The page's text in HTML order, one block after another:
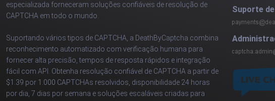
especializada forneceram soluções confiáveis de resolução de
CAPTCHA em todo o mundo.
Suportando vários tipos de CAPTCHA, a DeathByCaptcha combina
reconhecimento automatizado com verificação humana para
fornecer alta precisão, tempos de resposta rápidos e integração
fácil com API. Obtenha resolução confiável de CAPTCHA a partir de
$1.39 por 1.000 CAPTCHAs resolvidos, disponibilidade 24 horas
por dia, 7 dias por semana e soluções escaláveis criadas para
Suporte